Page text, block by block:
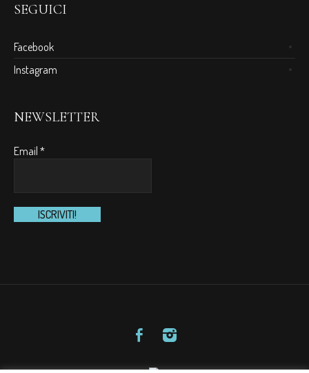
SEGUICI
Facebook
Instagram
NEWSLETTER
Email*